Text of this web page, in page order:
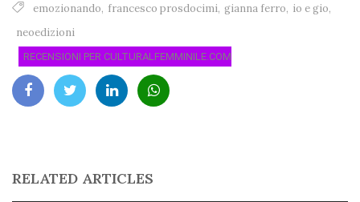
emozionando, francesco prosdocimi, gianna ferro, io e gio,
neoedizioni
RECENSIONI PER CULTURALFEMMINILE.COM
RELATED ARTICLES